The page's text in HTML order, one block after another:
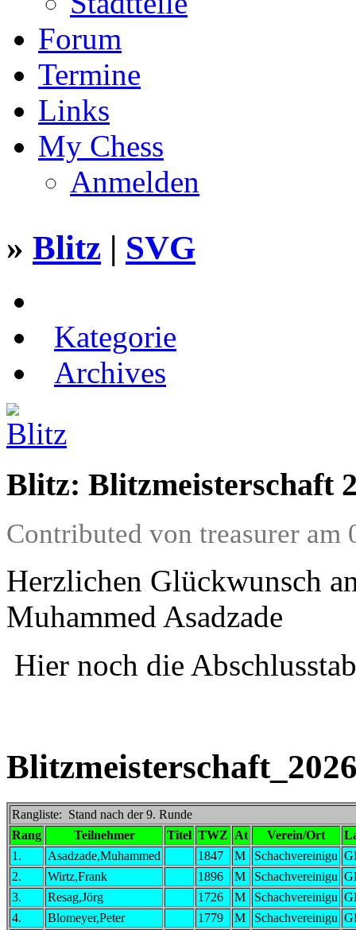
Forum
Termine
Links
My Chess
Anmelden
» Blitz | SVG
Kategorie
Archives
Blitz: Blitzmeisterschaft
Contributed von treasurer
Herzlichen Glückwunsch
Muhammed Asadzade
Hier noch die
Rangliste: Stand nach der 9. Runde
Rang
Teilnehmer Titel TWZ At Verein/Ort
1.
Asadzade,Muhammed 1847 M Schachvereinigu
2.
Wirtz,Frank 1896 M Schachvereinigu
3.
Resag,Jörg 1726 M Schachvereinigu
4.
Blomeyer,Peter 1779 M Schachvereinigu